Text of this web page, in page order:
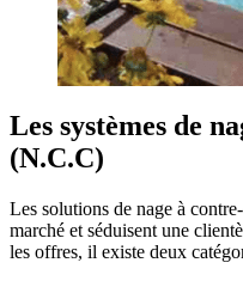
Les systèmes de
(N.C.C)
Les solutions de nage à
marché et séduisent une
les offres, il existe deux